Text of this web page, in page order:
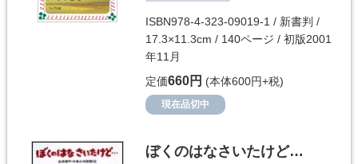
ISBN978-4-323-09019-1 / 新書判 /
17.3×11.3cm / 140ページ / 初版2001
年11月
定価660円 (本体600円+税)
現在品切中
ぼくのはなさいたけど…